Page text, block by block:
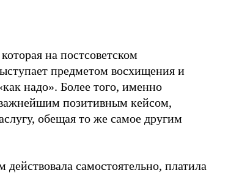
на постсоветском
предметом восхищения и
надо». Более того, именно
важнейшим позитивным кейсом,
обещая то же самое другим
самостоятельно, платила